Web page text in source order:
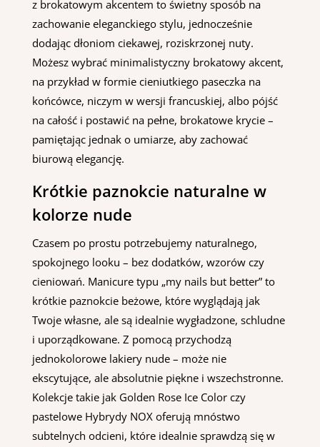
z brokatowym akcentem to świetny sposób na
zachowanie eleganckiego stylu, jednocześnie
dodając dłoniom ciekawej, roziskrzonej nuty.
Możesz wybrać minimalistyczny brokatowy akcent,
na przykład w formie cieniutkiego paseczka na
końcówce, niczym w wersji francuskiej, albo pójść
na całość i postawić na pełne, brokatowe krycie –
pamiętając jednak o umiarze, aby zachować
biurową elegancję.
Krótkie paznokcie naturalne w
kolorze nude
Czasem po prostu potrzebujemy naturalnego,
spokojnego looku – bez dodatków, wzorów czy
cieniowań. Manicure typu „my nails but better” to
krótkie paznokcie beżowe, które wyglądają jak
Twoje własne, ale są idealnie wygładzone, schludne
i uporządkowane. Z pomocą przychodzą
jednokolorowe lakiery nude – może nie
ekscytujące, ale absolutnie piękne i wszechstronne.
Kolekcje takie jak Golden Rose Ice Color czy
pastelowe Hybrydy NOX oferują mnóstwo
subtelnych odcieni, które idealnie sprawdzą się w